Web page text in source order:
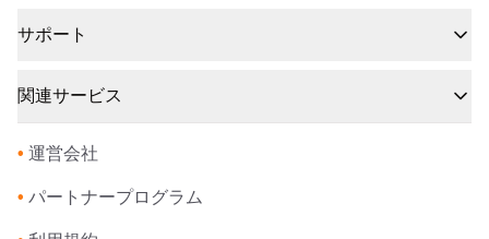
サポート
関連サービス
• 運営会社
• パートナープログラム